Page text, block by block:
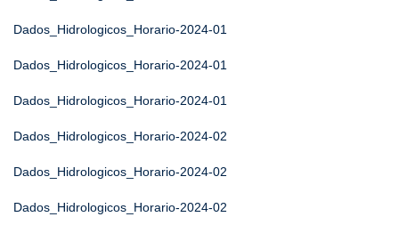
Dados_Hidrologicos_Horario-2024-01
Dados_Hidrologicos_Horario-2024-01
Dados_Hidrologicos_Horario-2024-01
Dados_Hidrologicos_Horario-2024-02
Dados_Hidrologicos_Horario-2024-02
Dados_Hidrologicos_Horario-2024-02